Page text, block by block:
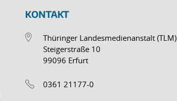
KONTAKT
Thüringer Landesmedienanstalt (TLM)
Steigerstraße 10
99096 Erfurt
0361 21177-0